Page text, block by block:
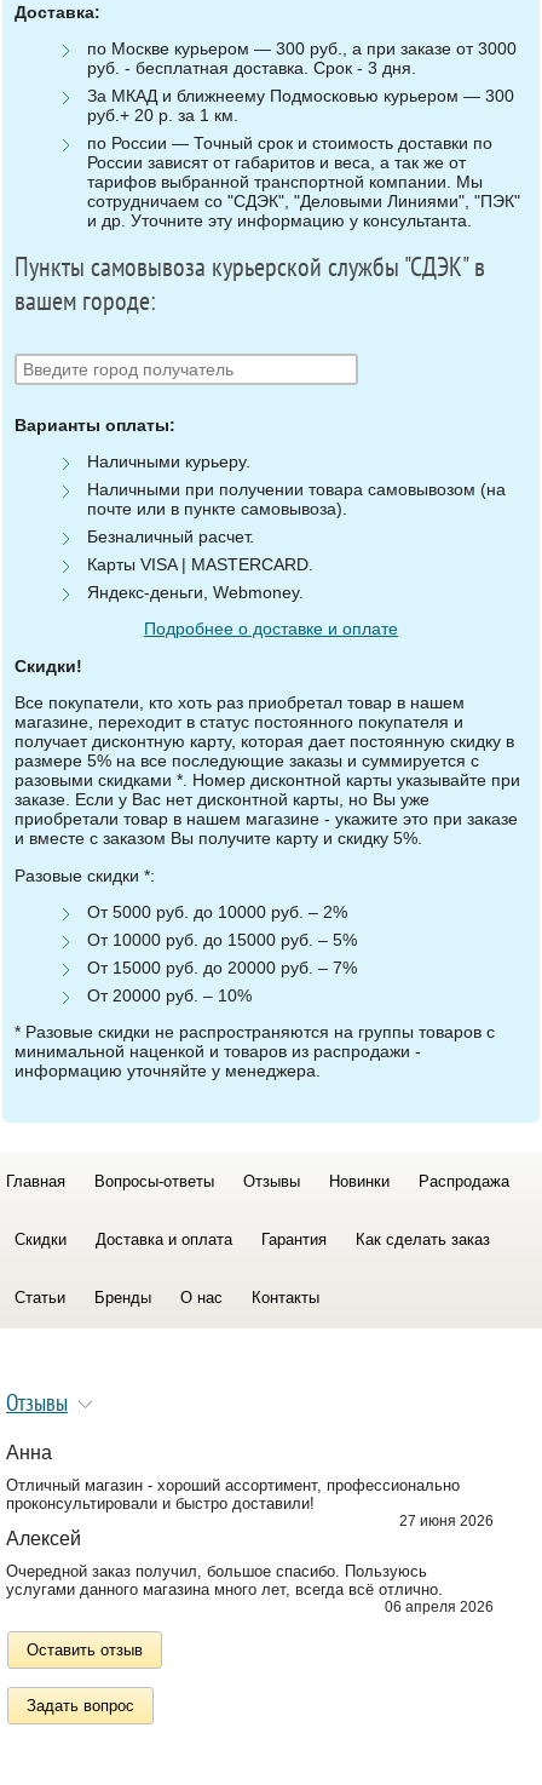
Доставка:
по Москве курьером — 300 руб., а при заказе от 3000
руб. - бесплатная доставка. Срок - 3 дня.
За МКАД и ближнеему Подмосковью курьером — 300
руб.+ 20 р. за 1 км.
по России — Точный срок и стоимость доставки по
России зависят от габаритов и веса, а так же от
тарифов выбранной транспортной компании. Мы
сотрудничаем со "СДЭК", "Деловыми Линиями", "ПЭК"
и др. Уточните эту информацию у консультанта.
Пункты самовывоза курьерской службы "СДЭК" в
вашем городе:
Варианты оплаты:
Наличными курьеру.
Наличными при получении товара самовывозом (на
почте или в пункте самовывоза).
Безналичный расчет.
Карты VISA | MASTERCARD.
Яндекс-деньги, Webmoney.
Подробнее о доставке и оплате
Скидки!
Все покупатели, кто хоть раз приобретал товар в нашем
магазине, переходит в статус постоянного покупателя и
получает дисконтную карту, которая дает постоянную скидку в
размере 5% на все последующие заказы и суммируется с
разовыми скидками *. Номер дисконтной карты указывайте при
заказе. Если у Вас нет дисконтной карты, но Вы уже
приобретали товар в нашем магазине - укажите это при заказе
и вместе с заказом Вы получите карту и скидку 5%.
Разовые скидки *:
От 5000 руб. до 10000 руб. – 2%
От 10000 руб. до 15000 руб. – 5%
От 15000 руб. до 20000 руб. – 7%
От 20000 руб. – 10%
* Разовые скидки не распространяются на группы товаров с
минимальной наценкой и товаров из распродажи -
информацию уточняйте у менеджера.
Главная Вопросы-ответы Отзывы Новинки Распродажа
Скидки Доставка и оплата Гарантия Как сделать заказ
Статьи Бренды О нас Контакты
Отзывы
Анна
Отличный магазин - хороший ассортимент, профессионально
проконсультировали и быстро доставили!
27 июня 2026
Алексей
Очередной заказ получил, большое спасибо. Пользуюсь
услугами данного магазина много лет, всегда всё отлично.
06 апреля 2026
Оставить отзыв
Задать вопрос